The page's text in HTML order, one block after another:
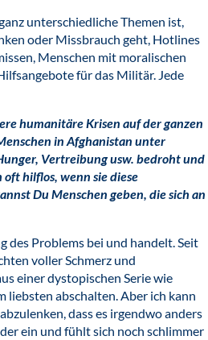
unterschiedliche Themen ist,
oder Missbrauch geht, Hotlines
Menschen mit moralischen
für das Militär. Jede
humanitäre Krisen auf der ganzen
in Afghanistan unter
Vertreibung usw. bedroht und
hilflos, wenn sie diese
Du Menschen geben, die sich an
des Problems bei und handelt. Seit
voller Schmerz und
einer dystopischen Serie wie
liebsten abschalten. Aber ich kann
dass es irgendwo anders
ein und fühlt sich noch schlimmer